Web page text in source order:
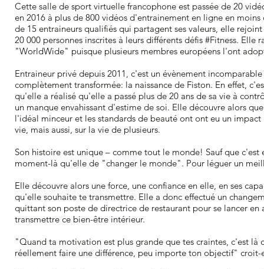
Cette salle de sport virtuelle francophone est passée de 20
en 2016 à plus de 800 vidéos d'entrainement en ligne en moins
de 15 entraineurs qualifiés qui partagent ses valeurs, elle
20 000 personnes inscrites à leurs différents défis #Fitness. Elle
"WorldWide" puisque plusieurs membres européens l'ont
Entraineur privé depuis 2011, c'est un évènement
complètement transformée: la naissance de Fiston. En effet,
qu'elle a réalisé qu'elle a passé plus de 20 ans de sa vie à
un manque envahissant d'estime de soi. Elle découvre alors
l'idéal minceur et les standards de beauté ont ont eu un impact
vie, mais aussi, sur la vie de plusieurs.
Son histoire est unique – comme tout le monde! Sauf que c'est
moment-là qu'elle de "changer le monde". Pour léguer un
Elle découvre alors une force, une confiance en elle, en ses
qu'elle souhaite te transmettre. Elle a donc effectué un
quittant son poste de directrice de restaurant pour se lancer en
transmettre ce bien-être intérieur.
"Quand ta motivation est plus grande que tes craintes, c'est là
réellement faire une différence, peu importe ton objectif" croit-